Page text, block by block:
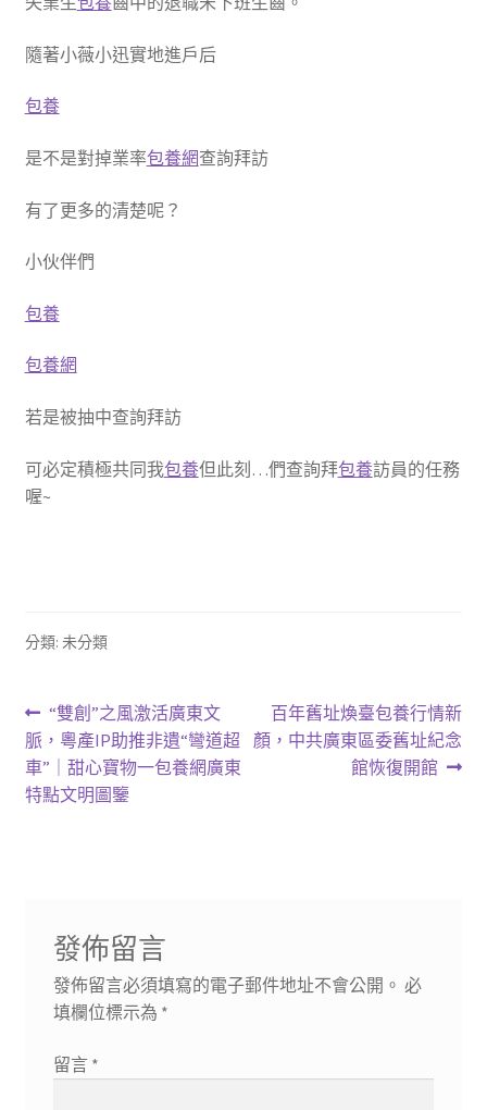
隨著小薇小迅實地進戶后
包養
是不是對掉業率包養網查詢拜訪
有了更多的清楚呢？
小伙伴們
包養
包養網
若是被抽中查詢拜訪
可必定積極共同我包養但此刻…們查詢拜包養訪員的任務
喔~
分類: 未分類
文
章
導
上
一
篇
文
“雙創”之風激活廣東文
脈，粵產IP助推非遺“彎道超
車”｜甜心寶物一包養網廣東
特點文明圖鑒
下
一
百年舊址煥臺包養行情新
顏，中共廣東區委舊址紀念
館恢復開館
發佈留言
發佈留言必須填寫的電子郵件地址不會公開。 必
填欄位標示為 *
留言 *